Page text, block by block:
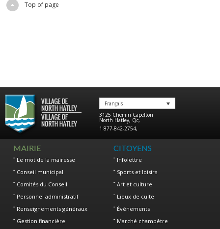
Top of page
Français
3125 Chemin Capelton
North Hatley, Qc,
1 877-842-2754,
MAIRIE
Le mot de la mairesse
Conseil municipal
Comités du Conseil
Personnel administratif
Renseignements généraux
Gestion financière
CITOYENS
Infolettre
Sports et loisirs
Art et culture
Lieux de culte
Événements
Marché champêtre